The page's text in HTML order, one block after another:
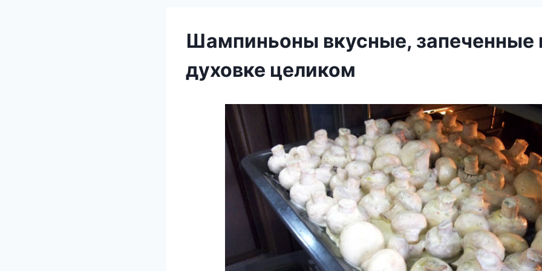
Шампиньоны вкусные, запеченные
духовке целиком